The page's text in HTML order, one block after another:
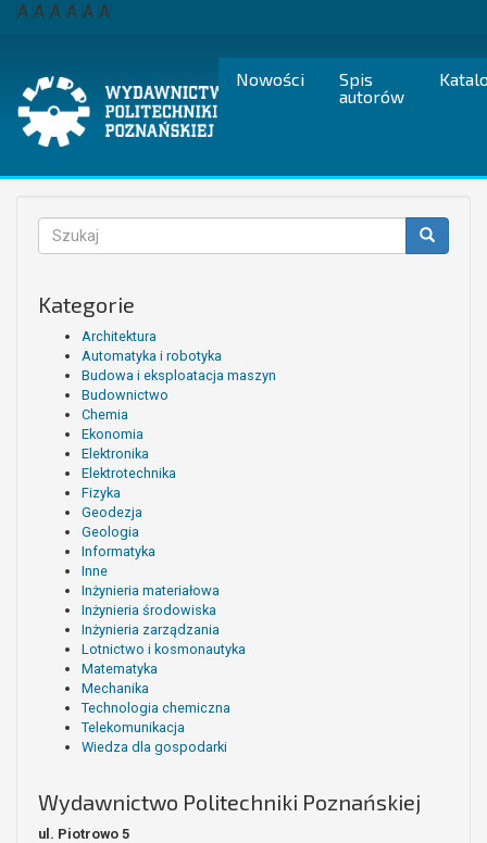
Przejdź
A A A A A A
Nowości
Spis
autorów
Formularz
wyszukiwania
Kategorie
Architektura
Automatyka i robotyka
Budowa i eksploatacja maszyn
Budownictwo
Chemia
Ekonomia
Elektronika
Elektrotechnika
Fizyka
Geodezja
Geologia
Informatyka
Inne
Inżynieria materiałowa
Inżynieria środowiska
Inżynieria zarządzania
Lotnictwo i kosmonautyka
Matematyka
Mechanika
Technologia chemiczna
Telekomunikacja
Wiedza dla gospodarki
Wydawnictwo Politechniki Poznańskiej
ul. Piotrowo 5